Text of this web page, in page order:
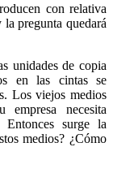
con relativa
la pregunta quedará
unidades de copia
en las cintas se
Los viejos medios
necesita
Entonces surge la
medios? ¿Cómo